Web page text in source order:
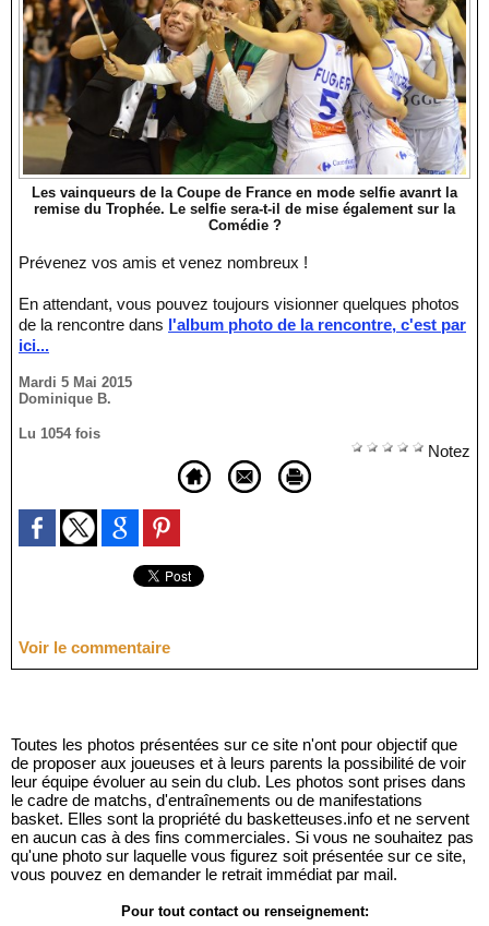
Les vainqueurs de la Coupe de France en mode selfie avanrt la
remise du Trophée. Le selfie sera-t-il de mise également sur la
Comédie ?
Prévenez vos amis et venez nombreux !
En attendant, vous pouvez toujours visionner quelques photos
de la rencontre dans l'album photo de la rencontre, c'est par
ici...
Mardi 5 Mai 2015
Dominique B.
Lu 1054 fois
Notez
Voir le commentaire
Toutes les photos présentées sur ce site n'ont pour objectif que
de proposer aux joueuses et à leurs parents la possibilité de voir
leur équipe évoluer au sein du club. Les photos sont prises dans
le cadre de matchs, d'entraînements ou de manifestations
basket. Elles sont la propriété du basketteuses.info et ne servent
en aucun cas à des fins commerciales. Si vous ne souhaitez pas
qu'une photo sur laquelle vous figurez soit présentée sur ce site,
vous pouvez en demander le retrait immédiat par mail.
Pour tout contact ou renseignement: